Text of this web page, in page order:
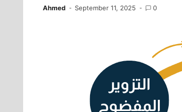
Ahmed September 11, 2025 0